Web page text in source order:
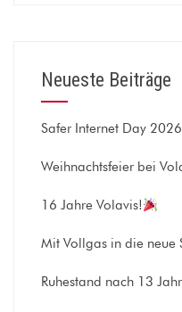
Neueste Beiträge
Safer Internet Day
Weihnachtsfeier bei
16 Jahre Volavis!
Mit Vollgas in die neue
Ruhestand nach 13